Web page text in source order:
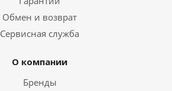
Обмен и возврат
Сервисная служба
О компании
Бренды